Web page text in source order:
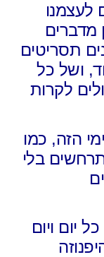
לעצמנו
מדברים
תסריטים
ושל כל
לקרות
הזה, כמו
בלי
כל יום ויום